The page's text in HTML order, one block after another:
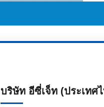
บริษัท อีซี่เจ็ท (ประเทศ